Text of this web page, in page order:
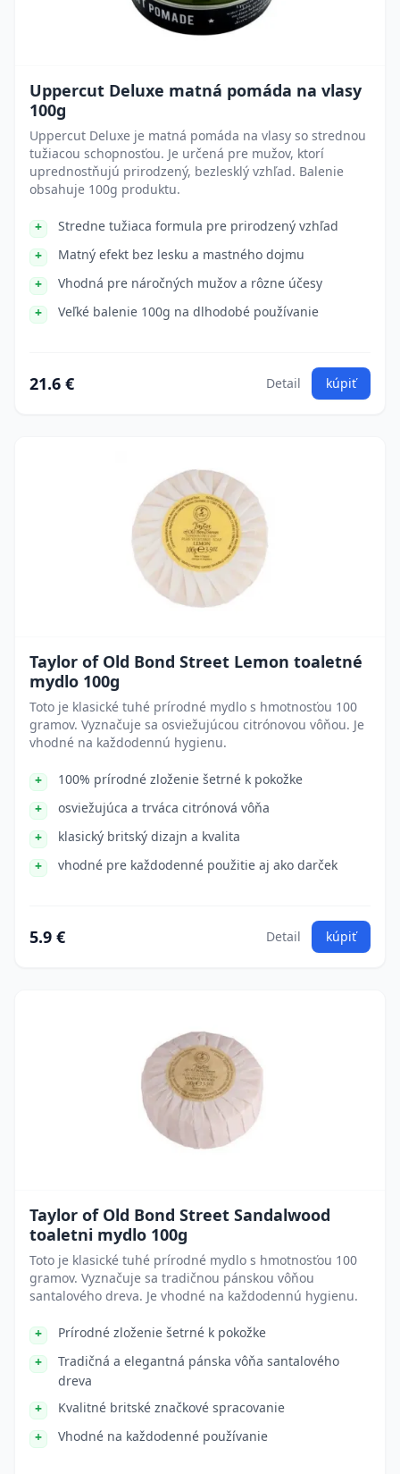
Uppercut Deluxe matná pomáda na vlasy
100g
Uppercut Deluxe je matná pomáda na vlasy so strednou
tužiacou schopnosťou. Je určená pre mužov, ktorí
uprednostňujú prirodzený, bezlesklý vzhľad. Balenie
obsahuje 100g produktu.
Stredne tužiaca formula pre prirodzený vzhľad
Matný efekt bez lesku a mastného dojmu
Vhodná pre náročných mužov a rôzne účesy
Veľké balenie 100g na dlhodobé používanie
21.6 € Detail kúpiť
Taylor of Old Bond Street Lemon toaletné
mydlo 100g
Toto je klasické tuhé prírodné mydlo s hmotnosťou 100
gramov. Vyznačuje sa osviežujúcou citrónovou vôňou. Je
vhodné na každodennú hygienu.
100% prírodné zloženie šetrné k pokožke
osviežujúca a trváca citrónová vôňa
klasický britský dizajn a kvalita
vhodné pre každodenné použitie aj ako darček
5.9 € Detail kúpiť
Taylor of Old Bond Street Sandalwood
toaletni mydlo 100g
Toto je klasické tuhé prírodné mydlo s hmotnosťou 100
gramov. Vyznačuje sa tradičnou pánskou vôňou
santalového dreva. Je vhodné na každodennú hygienu.
Prírodné zloženie šetrné k pokožke
Tradičná a elegantná pánska vôňa santalového
dreva
Kvalitné britské značkové spracovanie
Vhodné na každodenné používanie